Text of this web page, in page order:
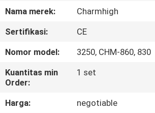
KAMI
TUR
PABRIK
Nama merek:
Charmhigh
Sertifikasi:
CE
Nomor model:
3250, CHM-860, 830
Kuantitas min
Order:
1 set
Harga:
negotiable